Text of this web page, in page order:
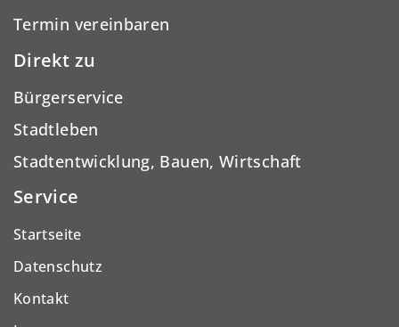
Termin vereinbaren
Direkt zu
Bürgerservice
Stadtleben
Stadtentwicklung, Bauen, Wirtschaft
Service
Startseite
Datenschutz
Kontakt